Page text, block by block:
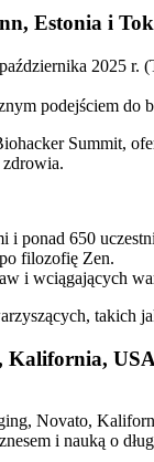
Estonia i
2025 r.
podejściem do
Summit,
i ponad 650
filozofię Zen.
i wciągających
takich
Kalifornia,
Novato,
i nauką o